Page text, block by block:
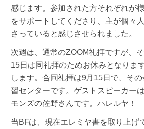
感じます。参加された方それぞれが
をサポートしてくださり、主が個々
さっていると感じさせられました。
次週は、通常のZOOM礼拝ですが、
15日は同礼拝のためお休みとなりま
します。合同礼拝は9月15日で、そ
習センターです。ゲストスピーカー
モンズの佐野さんです。ハレルヤ！
当BFは、現在エレミヤ書を取り上げ